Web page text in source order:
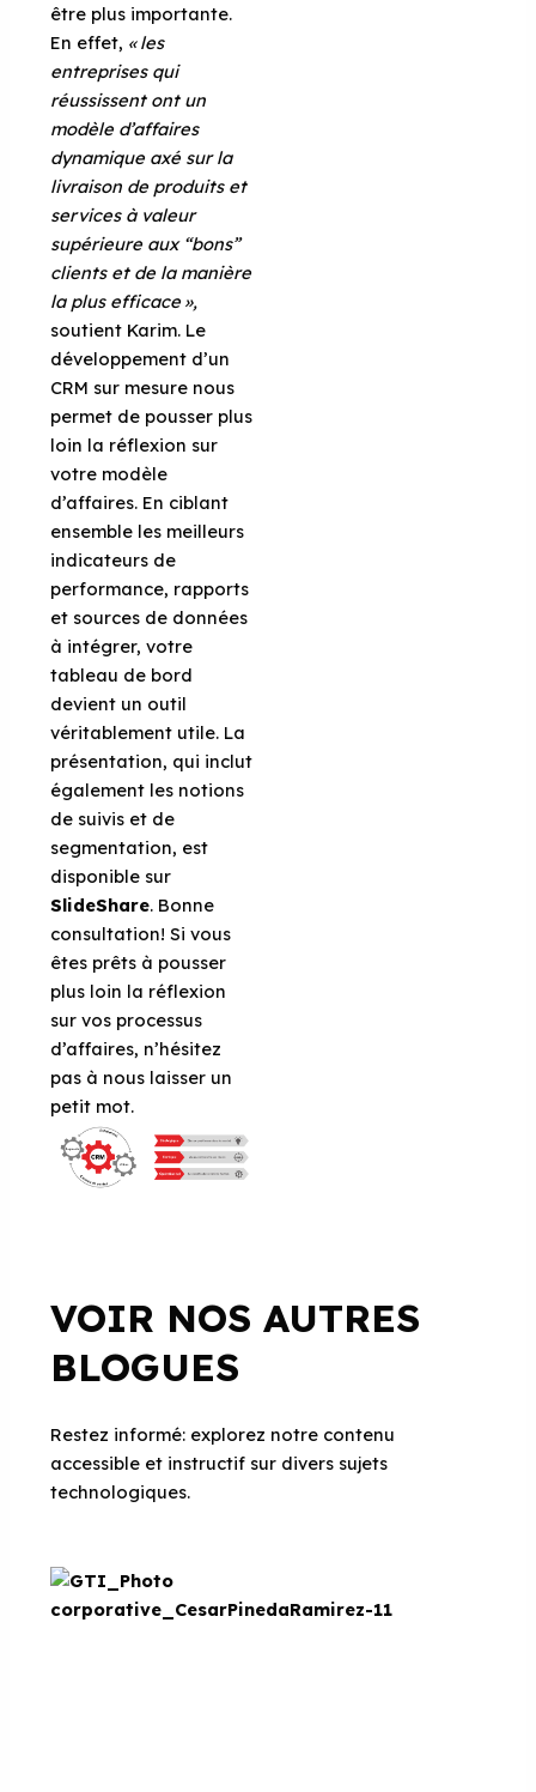
être plus importante.
En effet, « les
entreprises qui
réussissent ont un
modèle d’affaires
dynamique axé sur la
livraison de produits et
services à valeur
supérieure aux “bons”
clients et de la manière
la plus efficace »,
soutient Karim. Le
développement d’un
CRM sur mesure nous
permet de pousser plus
loin la réflexion sur
votre modèle
d’affaires. En ciblant
ensemble les meilleurs
indicateurs de
performance, rapports
et sources de données
à intégrer, votre
tableau de bord
devient un outil
véritablement utile. La
présentation, qui inclut
également les notions
de suivis et de
segmentation, est
disponible sur
SlideShare. Bonne
consultation! Si vous
êtes prêts à pousser
plus loin la réflexion
sur vos processus
d’affaires, n’hésitez
pas à nous laisser un
petit mot.
VOIR NOS AUTRES
BLOGUES
Restez informé: explorez notre contenu
accessible et instructif sur divers sujets
technologiques.